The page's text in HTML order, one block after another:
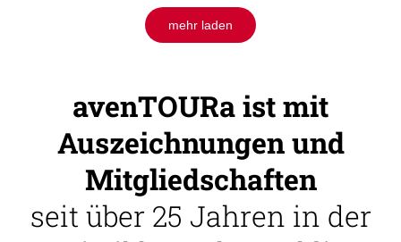
mehr laden
avenTOURa ist mit
Auszeichnungen und
Mitgliedschaften
seit über 25 Jahren in der